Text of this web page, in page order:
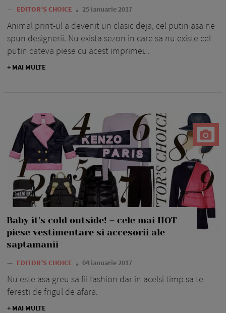
— EDITOR’S CHOICE 25 ianuarie 2017
Animal print-ul a devenit un clasic deja, cel putin asa ne
spun designerii. Nu exista sezon in care sa nu existe cel
putin cateva piese cu acest imprimeu.
+ MAI MULTE
Baby it’s cold outside! – cele mai HOT
piese vestimentare si accesorii ale
saptamanii
— EDITOR’S CHOICE 04 ianuarie 2017
Nu este asa greu sa fii fashion dar in acelsi timp sa te
feresti de frigul de afara.
+ MAI MULTE